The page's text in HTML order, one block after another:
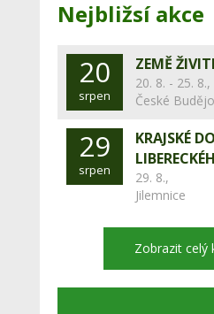
Nejbližsí akce
20
srpen
ZEMĚ
20. 8. - 25. 8.,
České
29
srpen
KRAJSKÉ
29. 8.,
Jilemnice
Zobrazit celý